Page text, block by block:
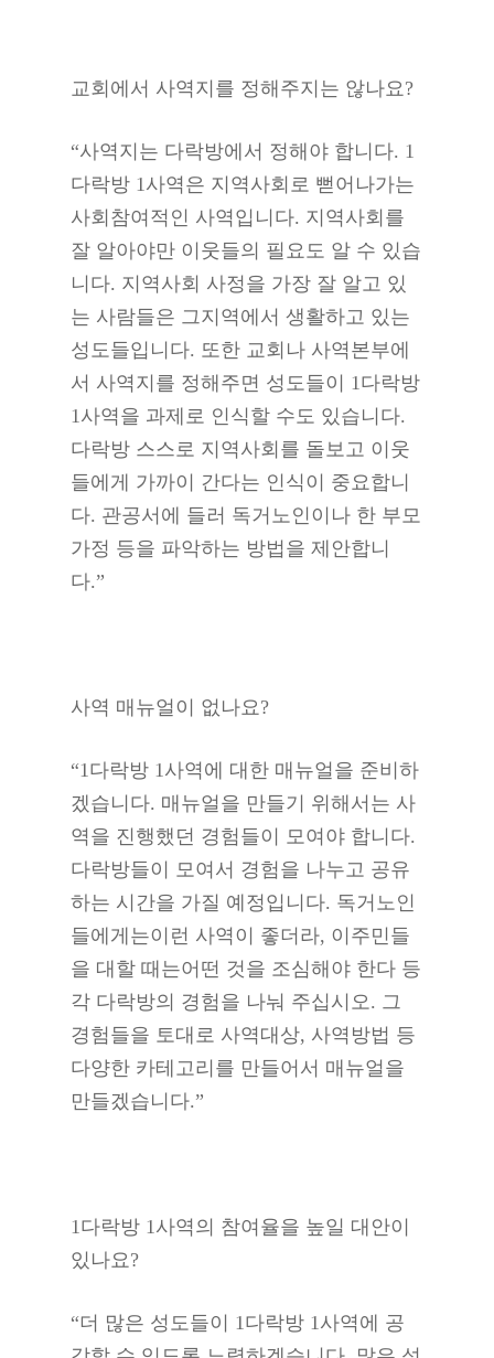
교회에서 사역지를 정해주지는 않나요?
“사역지는 다락방에서 정해야 합니다. 1
다락방 1사역은 지역사회로 뻗어나가는
사회참여적인 사역입니다. 지역사회를
잘 알아야만 이웃들의 필요도 알 수 있습
니다. 지역사회 사정을 가장 잘 알고 있
는 사람들은 그지역에서 생활하고 있는
성도들입니다. 또한 교회나 사역본부에
서 사역지를 정해주면 성도들이 1다락방
1사역을 과제로 인식할 수도 있습니다.
다락방 스스로 지역사회를 돌보고 이웃
들에게 가까이 간다는 인식이 중요합니
다. 관공서에 들러 독거노인이나 한 부모
가정 등을 파악하는 방법을 제안합니
다.”
사역 매뉴얼이 없나요?
“1다락방 1사역에 대한 매뉴얼을 준비하
겠습니다. 매뉴얼을 만들기 위해서는 사
역을 진행했던 경험들이 모여야 합니다.
다락방들이 모여서 경험을 나누고 공유
하는 시간을 가질 예정입니다. 독거노인
들에게는이런 사역이 좋더라, 이주민들
을 대할 때는어떤 것을 조심해야 한다 등
각 다락방의 경험을 나눠 주십시오. 그
경험들을 토대로 사역대상, 사역방법 등
다양한 카테고리를 만들어서 매뉴얼을
만들겠습니다.”
1다락방 1사역의 참여율을 높일 대안이
있나요?
“더 많은 성도들이 1다락방 1사역에 공